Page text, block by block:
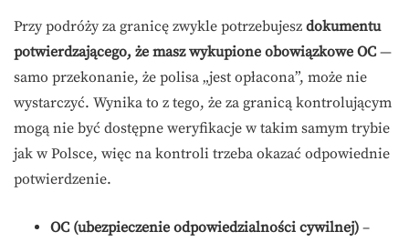
Przy podróży za granicę zwykle potrzebujesz dokumentu
potwierdzającego, że masz wykupione obowiązkowe OC —
samo przekonanie, że polisa „jest opłacona”, może nie
wystarczyć. Wynika to z tego, że za granicą kontrolującym
mogą nie być dostępne weryfikacje w takim samym trybie
jak w Polsce, więc na kontroli trzeba okazać odpowiednie
potwierdzenie.
OC (ubezpieczenie odpowiedzialności cywilnej) –